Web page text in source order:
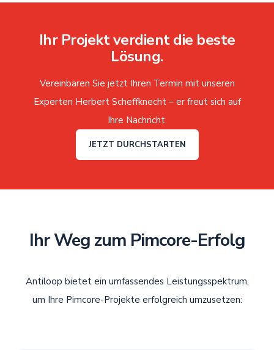
Ihr Projekt verdient die beste
Lösung.
Vereinbaren Sie jetzt Ihren Termin mit unseren
Experten Herbert Scheffknecht – er freut sich auf
Ihre Nachricht.
JETZT DURCHSTARTEN
Ihr Weg zum Pimcore-Erfolg
Antiloop bietet ein umfassendes Leistungsspektrum,
um Ihre Pimcore-Projekte erfolgreich umzusetzen: